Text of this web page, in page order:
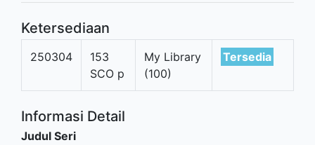
Ketersediaan
250304
153
SCO p
My Library
(100)
Tersedia
Informasi Detail
Judul Seri